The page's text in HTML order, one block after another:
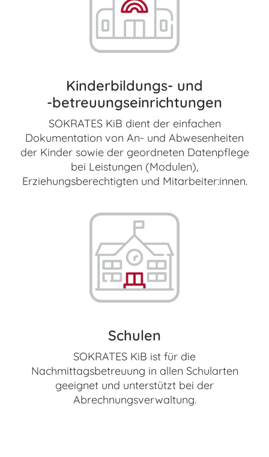
Kinderbildungs- und
-betreuungseinrichtungen
SOKRATES KiB dient der einfachen
Dokumentation von An- und Abwesenheiten
der Kinder sowie der geordneten Datenpflege
bei Leistungen (Modulen),
Erziehungsberechtigten und Mitarbeiter:innen.
Schulen
SOKRATES KiB ist für die
Nachmittagsbetreuung in allen Schularten
geeignet und unterstützt bei der
Abrechnungsverwaltung.